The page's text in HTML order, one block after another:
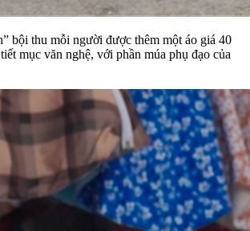
bội thu mỗi người được thêm một áo giá 40
mục văn nghệ, với phần múa phụ đạo của